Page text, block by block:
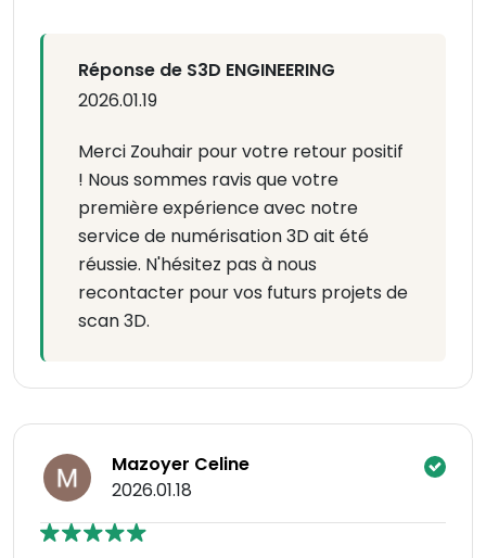
Réponse de S3D ENGINEERING
2026.01.19
Merci Zouhair pour votre retour positif
! Nous sommes ravis que votre
première expérience avec notre
service de numérisation 3D ait été
réussie. N'hésitez pas à nous
recontacter pour vos futurs projets de
scan 3D.
Mazoyer Celine
2026.01.18